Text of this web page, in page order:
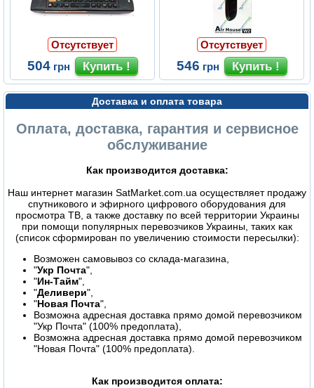
Отсутствует
504 грн
Отсутствует
546 грн
Доставка и оплата товара
Оплата, доставка, гарантия и сервисное
обслуживание
Как производится доставка:
Наш интернет магазин SatMarket.com.ua осуществляет продажу
спутникового и эфирного цифрового оборудования для
просмотра ТВ, а также доставку по всей территории Украины
при помощи популярных перевозчиков Украины, таких как
(список сформирован по увеличению стоимости пересылки):
Возможен самовывоз со склада-магазина,
"Укр Почта",
"Ин-Тайм",
"Деливери",
"Новая Почта",
Возможна адресная доставка прямо домой перевозчиком
"Укр Почта" (100% предоплата),
Возможна адресная доставка прямо домой перевозчиком
"Новая Почта" (100% предоплата).
Как производится оплата: